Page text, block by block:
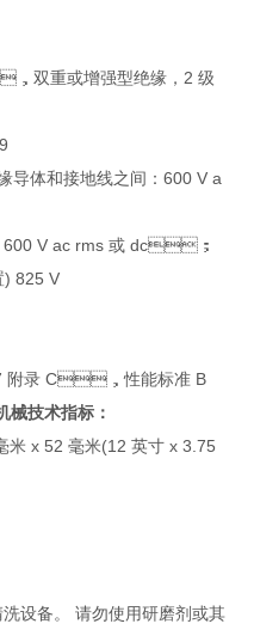
重或增强型绝缘，2 级
体和接地线之间：600 V a
：600 V ac rms 或 dc；
) 825 V
附录 C，性能标准 B
械技术指标：
米 x 52 毫米(12 英寸 x 3.75
备。 请勿使用研磨剂或其